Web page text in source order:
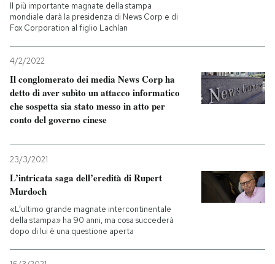
I MIEI PREFERITI
SHOP
CALENDARIO
AREA PERSONALE
Entra
Il più importante magnate della stampa
mondiale darà la presidenza di News Corp e di
Fox Corporation al figlio Lachlan
4/2/2022
Il conglomerato dei media News Corp ha
detto di aver subìto un attacco informatico
che sospetta sia stato messo in atto per
conto del governo cinese
23/3/2021
L’intricata saga dell’eredità di Rupert
Murdoch
«L’ultimo grande magnate intercontinentale
della stampa» ha 90 anni, ma cosa succederà
dopo di lui è una questione aperta